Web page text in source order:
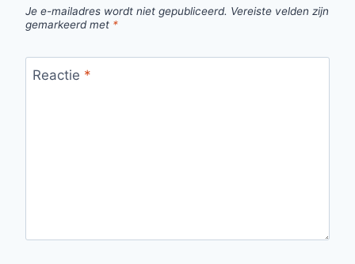
Je e-mailadres wordt niet gepubliceerd. Vereiste velden zijn
gemarkeerd met *
Reactie *